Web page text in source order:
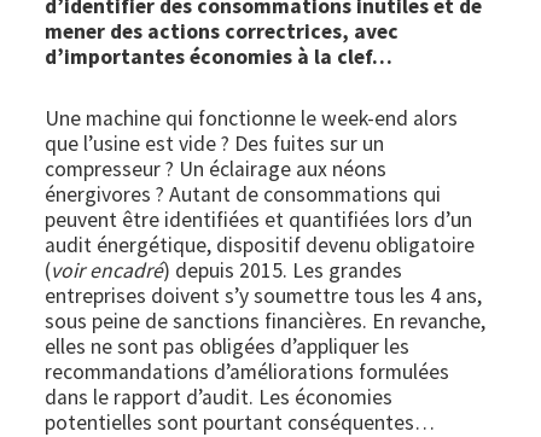
d’identifier des consommations inutiles et de
mener des actions correctrices, avec
d’importantes économies à la clef…
Une machine qui fonctionne le week-end alors
que l’usine est vide ? Des fuites sur un
compresseur ? Un éclairage aux néons
énergivores ? Autant de consommations qui
peuvent être identifiées et quantifiées lors d’un
audit énergétique, dispositif devenu obligatoire
(voir encadré) depuis 2015. Les grandes
entreprises doivent s’y soumettre tous les 4 ans,
sous peine de sanctions financières. En revanche,
elles ne sont pas obligées d’appliquer les
recommandations d’améliorations formulées
dans le rapport d’audit. Les économies
potentielles sont pourtant conséquentes…